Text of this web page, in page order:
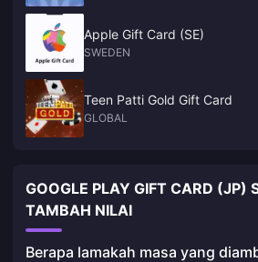
Apple Gift Card (SE)
SWEDEN
Teen Patti Gold Gift Card
GLOBAL
GOOGLE PLAY GIFT CARD (JP)
TAMBAH NILAI
Berapa lamakah masa yang